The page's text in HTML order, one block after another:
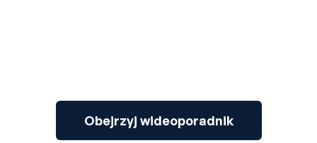
Obejrzyj wideoporadnik